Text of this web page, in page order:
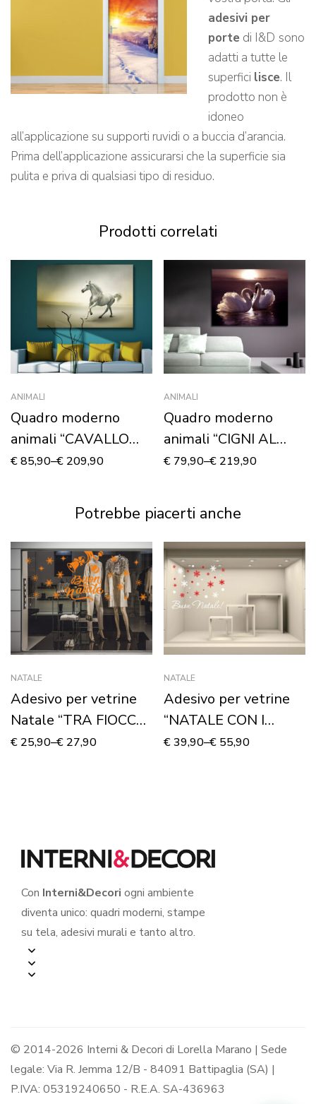
adesivi per
porte di I&D sono
adatti a tutte le
superfici lisce. Il
prodotto non è
idoneo
all’applicazione su supporti ruvidi o a buccia d’arancia.
Prima dell’applicazione assicurarsi che la superficie sia
pulita e priva di qualsiasi tipo di residuo.
Prodotti correlati
ANIMALI
Quadro moderno
animali “CAVALLO
BIANCO AL
€85,90–€ 209,90
ANIMALI
Quadro moderno
animali “CIGNI AL
TRAMONTO” –
€ 79,90–€ 219,90
Potrebbe piacerti anche
NATALE
Adesivo per vetrine
Natale “TRA FIOCCHI
DI NEVE” – Vetrofania
€ 25,90–€ 27,90
NATALE
Adesivo per vetrine
“NATALE CON I
FIOCCHI – Vetrofania
€39,90–€ 55,90
Con Interni&Decori ogni ambiente
diventa unico: quadri moderni, stampe
su tela, adesivi murali e tanto altro.
© 2014-2026 Interni & Decori di Lorella Marano | Sede
legale: Via R. Jemma 12/B - 84091 Battipaglia (SA) |
P.IVA: 05319240650 - R.E.A. SA-436963